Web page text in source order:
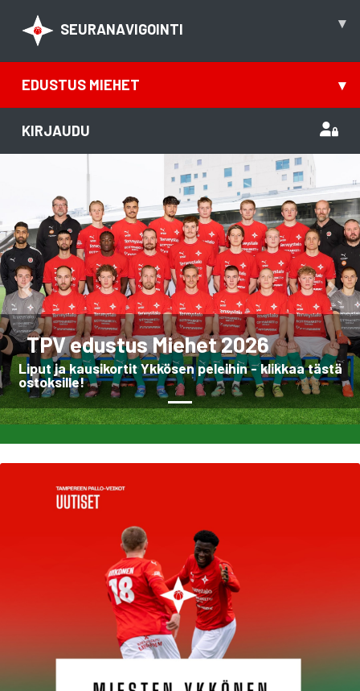
SEURANAVIGOINTI ▾
EDUSTUS MIEHET ▾
KIRJAUDU
TPV edustus Miehet 2026
Liput ja kausikortit Ykkösen peleihin - klikkaa tästä
ostoksille!
Previous